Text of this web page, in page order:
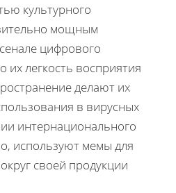
культурного
мощным
цифрового
их легкость восприятия
делают их
в вирусных
интернационального
используют мемы для
своей продукции